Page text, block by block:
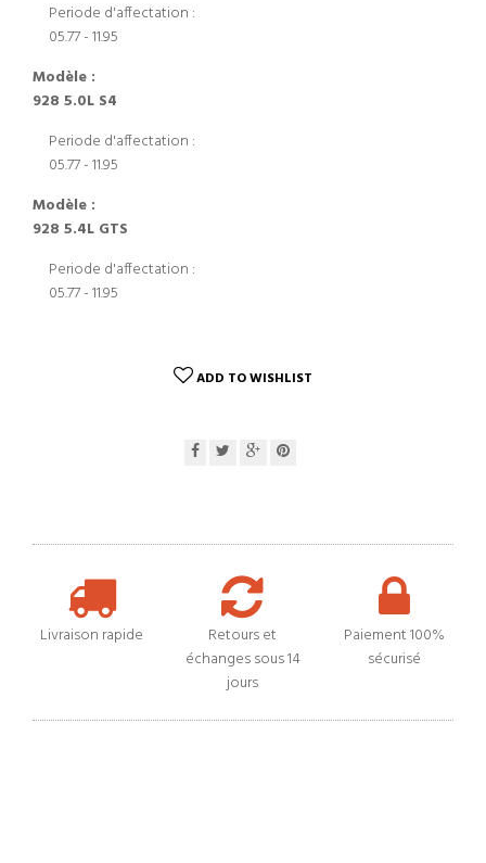
Periode d'affectation :
05.77 - 11.95
Modèle :
928 5.0L S4
Periode d'affectation :
05.77 - 11.95
Modèle :
928 5.4L GTS
Periode d'affectation :
05.77 - 11.95
ADD TO WISHLIST
Livraison rapide
Retours et
échanges sous 14
jours
Paiement 100%
sécurisé